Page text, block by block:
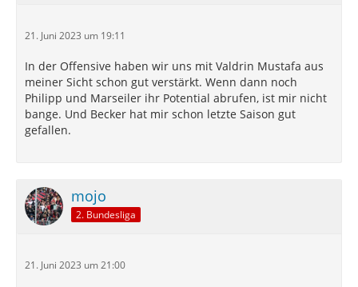
21. Juni 2023 um 19:11
In der Offensive haben wir uns mit Valdrin Mustafa aus
meiner Sicht schon gut verstärkt. Wenn dann noch
Philipp und Marseiler ihr Potential abrufen, ist mir nicht
bange. Und Becker hat mir schon letzte Saison gut
gefallen.
mojo
2. Bundesliga
21. Juni 2023 um 21:00